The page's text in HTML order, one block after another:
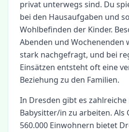
privat unterwegs sind. Du
bei den Hausaufgaben und
Wohlbefinden der Kinder.
Abenden und Wochenenden
stark nachgefragt, und bei
Einsätzen entsteht oft eine
Beziehung zu den Familien.
In Dresden gibt es
Babysitter/in zu arbeiten. Als
560.000 Einwohnern bietet